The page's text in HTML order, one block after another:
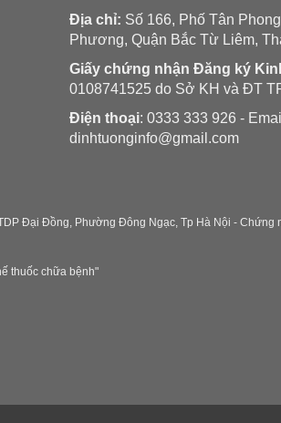
Địa chỉ: Số 166, Phố Tân
Phương, Quận Bắc Từ Liêm,
Giấy chứng nhận Đăng ký
0108741525 do Sở KH và ĐT
Điện thoại: 0333 333 926 -
dinhtuonginfo@gmail.com
Đại Đồng, Phường Đông Ngạc, Tp Hà Nội - C hứng
thuốc chữa bệnh"